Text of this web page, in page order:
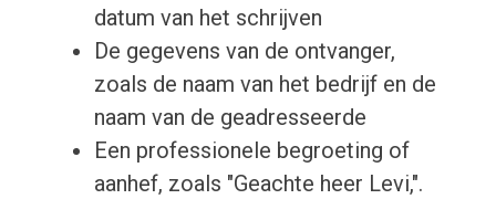
datum van het schrijven
De gegevens van de ontvanger,
zoals de naam van het bedrijf en de
naam van de geadresseerde
Een professionele begroeting of
aanhef, zoals "Geachte heer Levi,".